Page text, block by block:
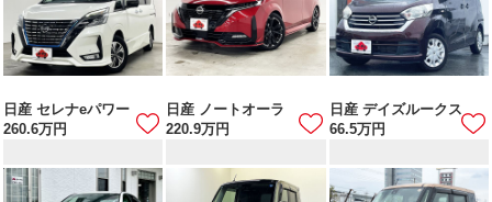
日産 セレナeパワー
260.6万円
日産 ノートオーラ
220.9万円
日産 デイズルークス
66.5万円